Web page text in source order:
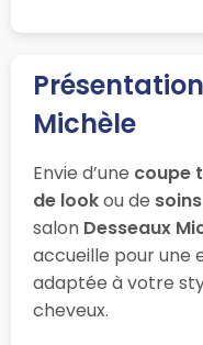
Michèle
Envie d’une coupe
de lookou de
salon Desseaux
accueille pour une
adaptée à votre
cheveux.